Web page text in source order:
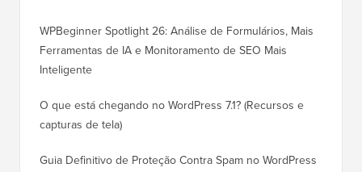
WPBeginner Spotlight 26: Análise de Formulários, Mais
Ferramentas de IA e Monitoramento de SEO Mais
Inteligente
O que está chegando no WordPress 7.1? (Recursos e
capturas de tela)
Guia Definitivo de Proteção Contra Spam no WordPress